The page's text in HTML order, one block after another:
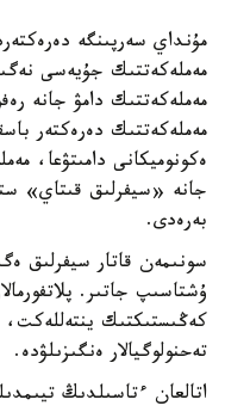
مۇنداي سەرپىنگە
مەملەكەتتىك دامۋ جانە
مەملەكەتتىك دەرەكتەر
ەكونوميكانى دامىتۋعا،
جانە «سيفرلىق قىتاي»
بەرەدى.
سونىمەن قاتار سيفرلىق
ۇشتاسىپ جاتىر.
كەڭىستىكتىك ينتەللەكت،
تەحنولوگيالار ەنگىزىلۋدە.
اتالعان ءتاسىلدىڭ